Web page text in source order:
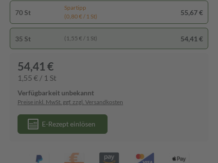
70 St
Spartipp
(0,80 € / 1 St)
55,67 €
35 St (1,55 € / 1 St) 54,41 €
54,41 €
1,55 € / 1 St
Verfügbarkeit unbekannt
Preise inkl. MwSt. ggf. zzgl. Versandkosten
E-Rezept einlösen